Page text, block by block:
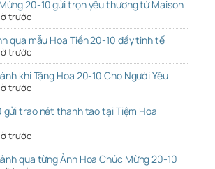
20-10 gửi trọn yêu thương từ Maison
trước
qua mẫu Hoa Tiền 20-10 đầy tinh tế
trước
khi Tặng Hoa 20-10 Cho Người Yêu
trước
gửi trao nét thanh tao tại Tiệm Hoa
trước
qua từng Ảnh Hoa Chúc Mừng 20-10